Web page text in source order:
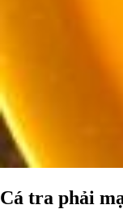
Cá tra phải